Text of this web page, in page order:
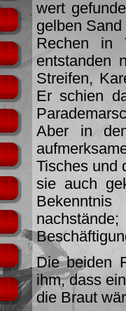
wert
gelben
Rechen in
entstanden
Streifen,
Er schien
Aber in
Tisches und
sie auch
Die beiden
ihm, dass
die Braut